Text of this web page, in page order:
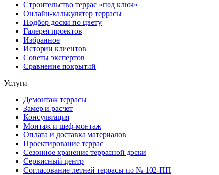
Строительство террас «под ключ»
Онлайн-калькулятор террасы
Подбор доски по цвету
Галерея проектов
Избранное
Истории клиентов
Советы экспертов
Сравнение покрытий
Услуги
Демонтаж террасы
Замер и расчет
Консультация
Монтаж и шеф-монтаж
Оплата и доставка материалов
Проектирование террас
Сезонное хранение террасной доски
Сервисный центр
Согласование летней террасы по № 102-ПП